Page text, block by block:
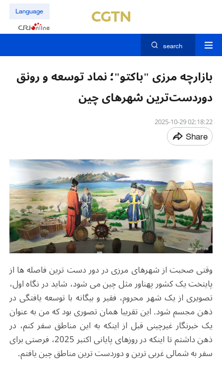
Language
search
بازارچه مرزی "باکتو"؛ نماد توسعه و رونق
دوردست‌ترین شهرهای چین
02:18:22 2025-10-29
Share
وقتی صحبت از شهرهای مرزی در دور دست ترین فاصله ها از
پایتخت یک کشور پهناور مثل چین می شود، شاید در نگاه اول،
تصویری از یک شهر محروم، فقیر و بیگانه با توسعه یافتگی در
ذهن مجسم شود. این تقریبا همان تصوری بود که من به عنوان
یک خبرنگار غیرچینی قبل از اینکه به این مناطق سفر کنم، در
ذهن داشتم تا اینکه در روزهای پایانی اکتبر 2025، فرصتی برای
سفر به شمالی غربی ترین و دوردست ترین مناطق چین یافتم.